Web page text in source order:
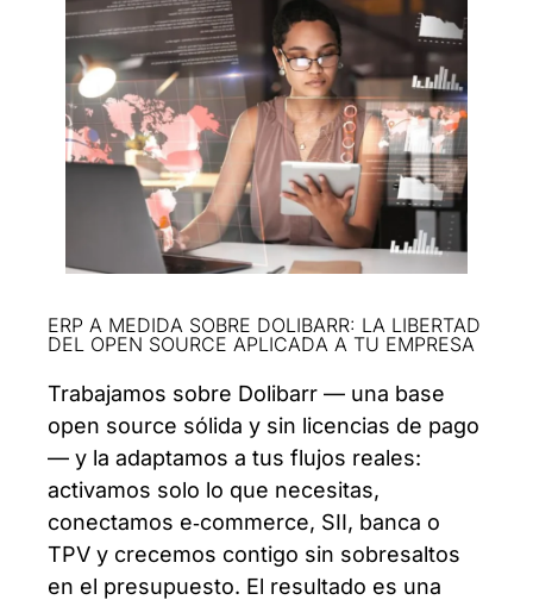
ERP A MEDIDA SOBRE DOLIBARR: LA LIBERTAD
DEL OPEN SOURCE APLICADA A TU EMPRESA
Trabajamos sobre Dolibarr — una base
open source sólida y sin licencias de pago
— y la adaptamos a tus flujos reales:
activamos solo lo que necesitas,
conectamos e‑commerce, SII, banca o
TPV y crecemos contigo sin sobresaltos
en el presupuesto. El resultado es una